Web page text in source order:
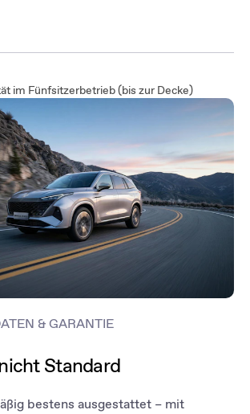
im Fünfsitzerbetrieb (bis zur Decke)
& GARANTIE
Standard
bestens ausgestattet – mit